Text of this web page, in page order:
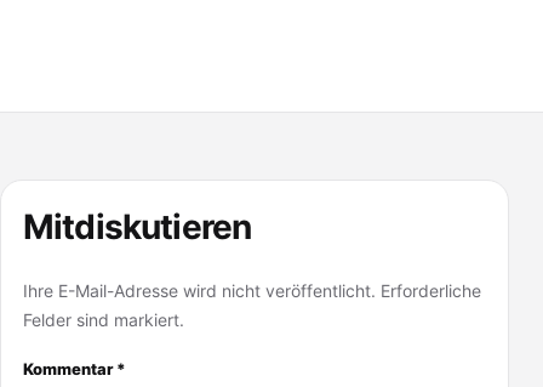
Mitdiskutieren
Ihre E-Mail-Adresse wird nicht veröffentlicht. Erforderliche
Felder sind markiert.
Kommentar*